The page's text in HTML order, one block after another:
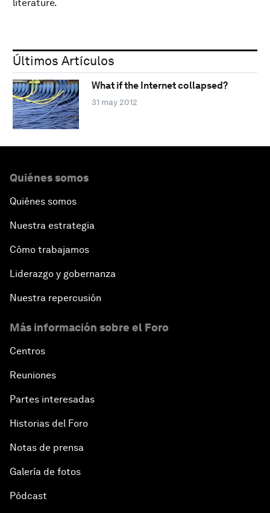
literature.
Últimos Artículos
What if the Internet collapsed?
31 may 2012
Quiénes somos
Quiénes somos
Nuestra estrategia
Cómo trabajamos
Liderazgo y gobernanza
Nuestra repercusión
Más información sobre el Foro
Centros
Reuniones
Partes interesadas
Historias del Foro
Notas de prensa
Galería de fotos
Pódcast